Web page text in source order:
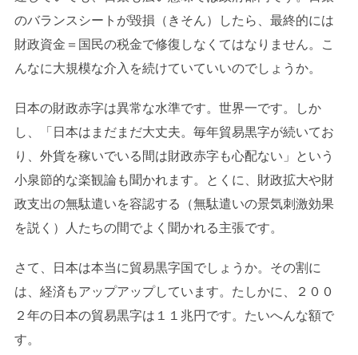
のバランスシートが毀損（きそん）したら、最終的には
財政資金＝国民の税金で修復しなくてはなりません。こ
んなに大規模な介入を続けていていいのでしょうか。
日本の財政赤字は異常な水準です。世界一です。しか
し、「日本はまだまだ大丈夫。毎年貿易黒字が続いてお
り、外貨を稼いでいる間は財政赤字も心配ない」という
小泉節的な楽観論も聞かれます。とくに、財政拡大や財
政支出の無駄遣いを容認する（無駄遣いの景気刺激効果
を説く）人たちの間でよく聞かれる主張です。
さて、日本は本当に貿易黒字国でしょうか。その割に
は、経済もアップアップしています。たしかに、２００
２年の日本の貿易黒字は１１兆円です。たいへんな額で
す。